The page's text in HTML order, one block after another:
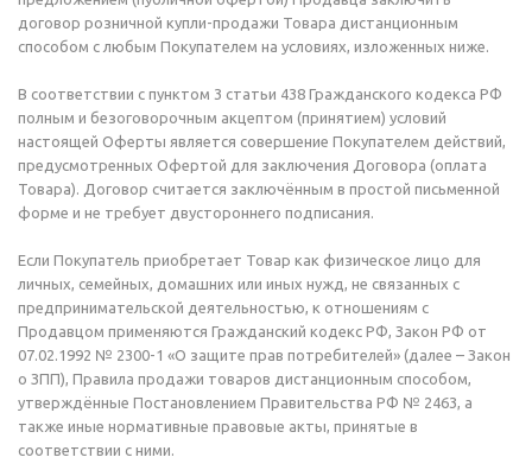
договор розничной купли-продажи Товара дистанционным
способом с любым Покупателем на условиях, изложенных ниже.
В соответствии с пунктом 3 статьи 438 Гражданского кодекса РФ
полным и безоговорочным акцептом (принятием) условий
настоящей Оферты является совершение Покупателем действий,
предусмотренных Офертой для заключения Договора (оплата
Товара). Договор считается заключённым в простой письменной
форме и не требует двустороннего подписания.
Если Покупатель приобретает Товар как физическое лицо для
личных, семейных, домашних или иных нужд, не связанных с
предпринимательской деятельностью, к отношениям с
Продавцом применяются Гражданский кодекс РФ, Закон РФ от
07.02.1992 № 2300-1 «О защите прав потребителей» (далее – Закон
о ЗПП), Правила продажи товаров дистанционным способом,
утверждённые Постановлением Правительства РФ № 2463, а
также иные нормативные правовые акты, принятые в
соответствии с ними.